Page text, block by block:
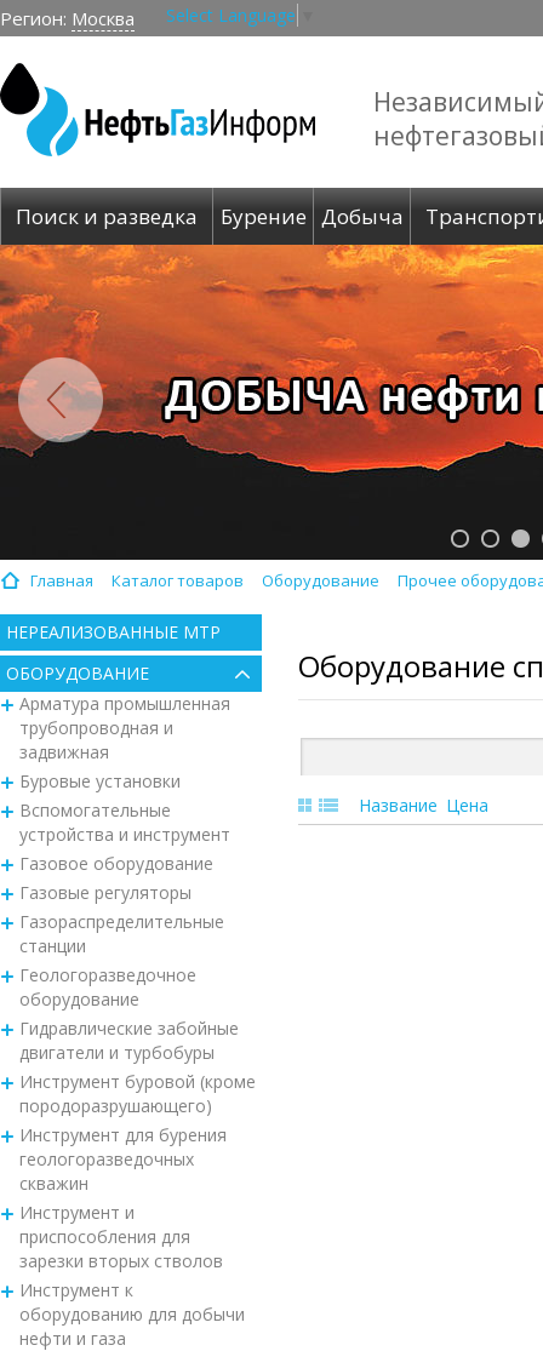
Регион: Москва Select Language
Поиск и разведка Бурение Добыча
Главная Каталог товаров Оборудование Прочее
НЕРЕАЛИЗОВАННЫЕ МТР
ОБОРУДОВАНИЕ
Арматура промышленная
трубопроводная и
задвижная
Буровые установки
Вспомогательные
устройства и инструмент
Газовое оборудование
Газовые регуляторы
Газораспределительные
станции
Геологоразведочное
оборудование
Гидравлические забойные
двигатели и турбобуры
Инструмент буровой (кроме
породоразрушающего)
Инструмент для бурения
геологоразведочных
скважин
Инструмент и
приспособления для
зарезки вторых стволов
Инструмент к
оборудованию для добычи
нефти и газа
Оборудование
Название Цена